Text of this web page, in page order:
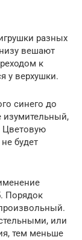
разных
вешают
к
у верхушки.
синего до
изумительный,
Цветовую
будет
Порядок
или
тем меньше